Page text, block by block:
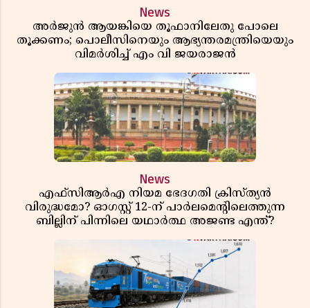
News
അർജുൻ ആയങ്കിയെ തൂഫാനിലേതു പോലെ
തൂക്കണം; പൊലീസിനെയും ആഭ്യന്തരമന്ത്രിയെയും
വിമർശിച്ച് എം വി ജയരാജൻ
News
എഫ്സിആർഎ നിയമ ഭേദഗതി ക്രിസ്ത്യൻ
വിരുദ്ധമോ? ഓഗസ്റ്റ് 12-ന് പാർലമെന്റിലെത്തുന്ന
ബില്ലിന് പിന്നിലെ യഥാർത്ഥ അജണ്ട എന്ത്?